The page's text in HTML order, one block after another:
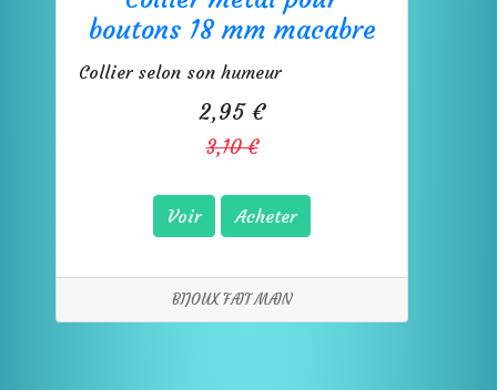
boutons 18 mm macabre
Collier selon son humeur
2,95 €
3,10 €
Voir Acheter
BIJOUX FAIT MAIN